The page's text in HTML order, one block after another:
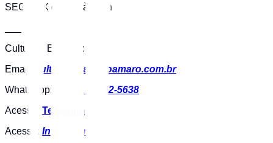
SEG-SEX das 8h às 18h
Cultura e Eventos:
Email:
cultura@oab-stoamaro.com.br
WhatsApp: ‪
+55 11 96642‑5638‬
Acesse: Telegram
Acesse: Instagram